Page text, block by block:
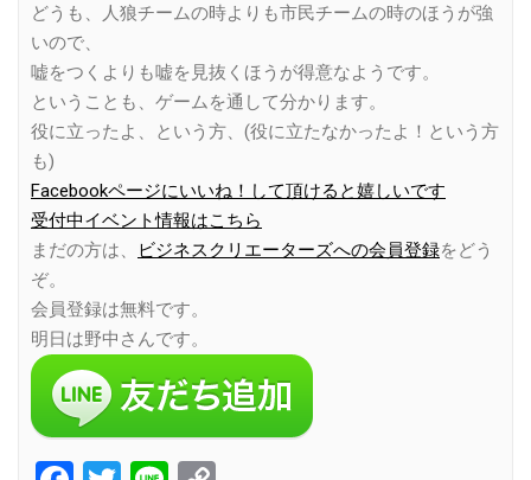
どうも、人狼チームの時よりも市民チームの時のほうが強
いので、
嘘をつくよりも嘘を見抜くほうが得意なようです。
ということも、ゲームを通して分かります。
役に立ったよ、という方、(役に立たなかったよ！という方
も)
Facebookページにいいね！して頂けると嬉しいです
受付中イベント情報はこちら
まだの方は、
ビジネスクリエーターズへの会員登録をどう
ぞ。
会員登録は無料です。
明日は野中さんです。